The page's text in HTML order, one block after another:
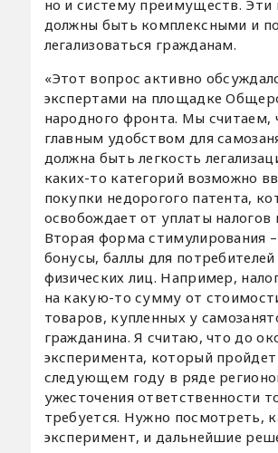
но и систему преимуществ. Эти
должны быть комплексными и
легализоваться гражданам.
«Этот вопрос активно
экспертами на площадке
народного фронта. Мы считаем,
главным удобством для
должна быть легкость
каких-то категорий возможно
покупки недорогого патента,
освобождает от уплаты налогов
Вторая форма стимулирования –
бонусы, баллы для потребителей
физических лиц. Например,
на какую-то сумму от
товаров, купленных у
гражданина. Я считаю, что до
эксперимента, который
следующем году в ряде
ужесточения ответственности
требуется. Нужно посмотреть,
эксперимент, и дальнейшие